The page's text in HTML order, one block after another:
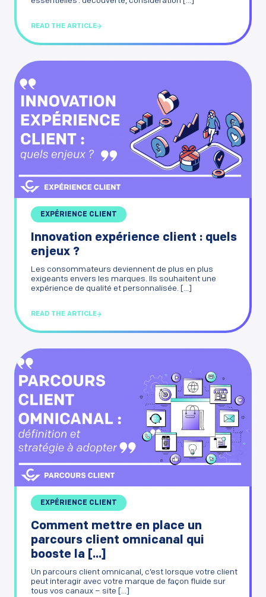
READ THE ARTICLE
EXPÉRIENCE CLIENT
Innovation expérience client : quels
enjeux ?
Les consommateurs deviennent de plus en plus
exigeants envers les marques. Ils souhaitent une
expérience de qualité et personnalisée. [...]
READ THE ARTICLE
EXPÉRIENCE CLIENT
Comment mettre en place un
parcours client omnicanal qui
booste la [...]
Un parcours client omnicanal, c’est lorsque votre client
peut interagir avec votre marque de façon fluide sur
tous vos canaux – site [...]